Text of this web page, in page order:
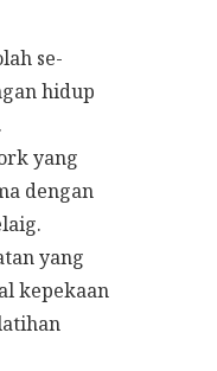
se-
hidup
yang
dengan
yang
kepekaan